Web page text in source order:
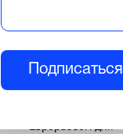
Евроразъем для
Подписаться